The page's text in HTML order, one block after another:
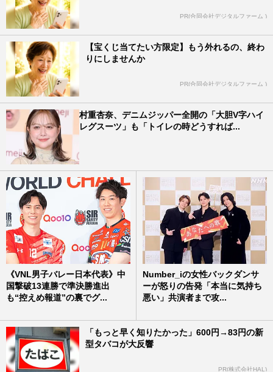
PR(合同会社デジタルファーム )
【宝くじ当てたい方限定】もう外れるの、終わ
りにしませんか
PR(合同会社デジタルファーム )
村重杏奈、デニムジッパー全開の「大胆V字ハイ
レグスーツ」も「トイレの時どうすれば...
《VNL男子バレー日本代表》中
国撃破13連勝で準決勝進出
も“控えめ報道”の裏でグ...
Number_iの女性バックダンサ
ーが怒りの告発「本当に気持ち
悪い」共演者まで攻...
「もっと早く知りたかった」600円→83円の新
型タバコが大反響
PR(株式会社HAL)